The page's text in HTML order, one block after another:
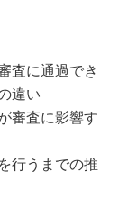
査に通過でき
違い
審査に影響す
行うまでの推